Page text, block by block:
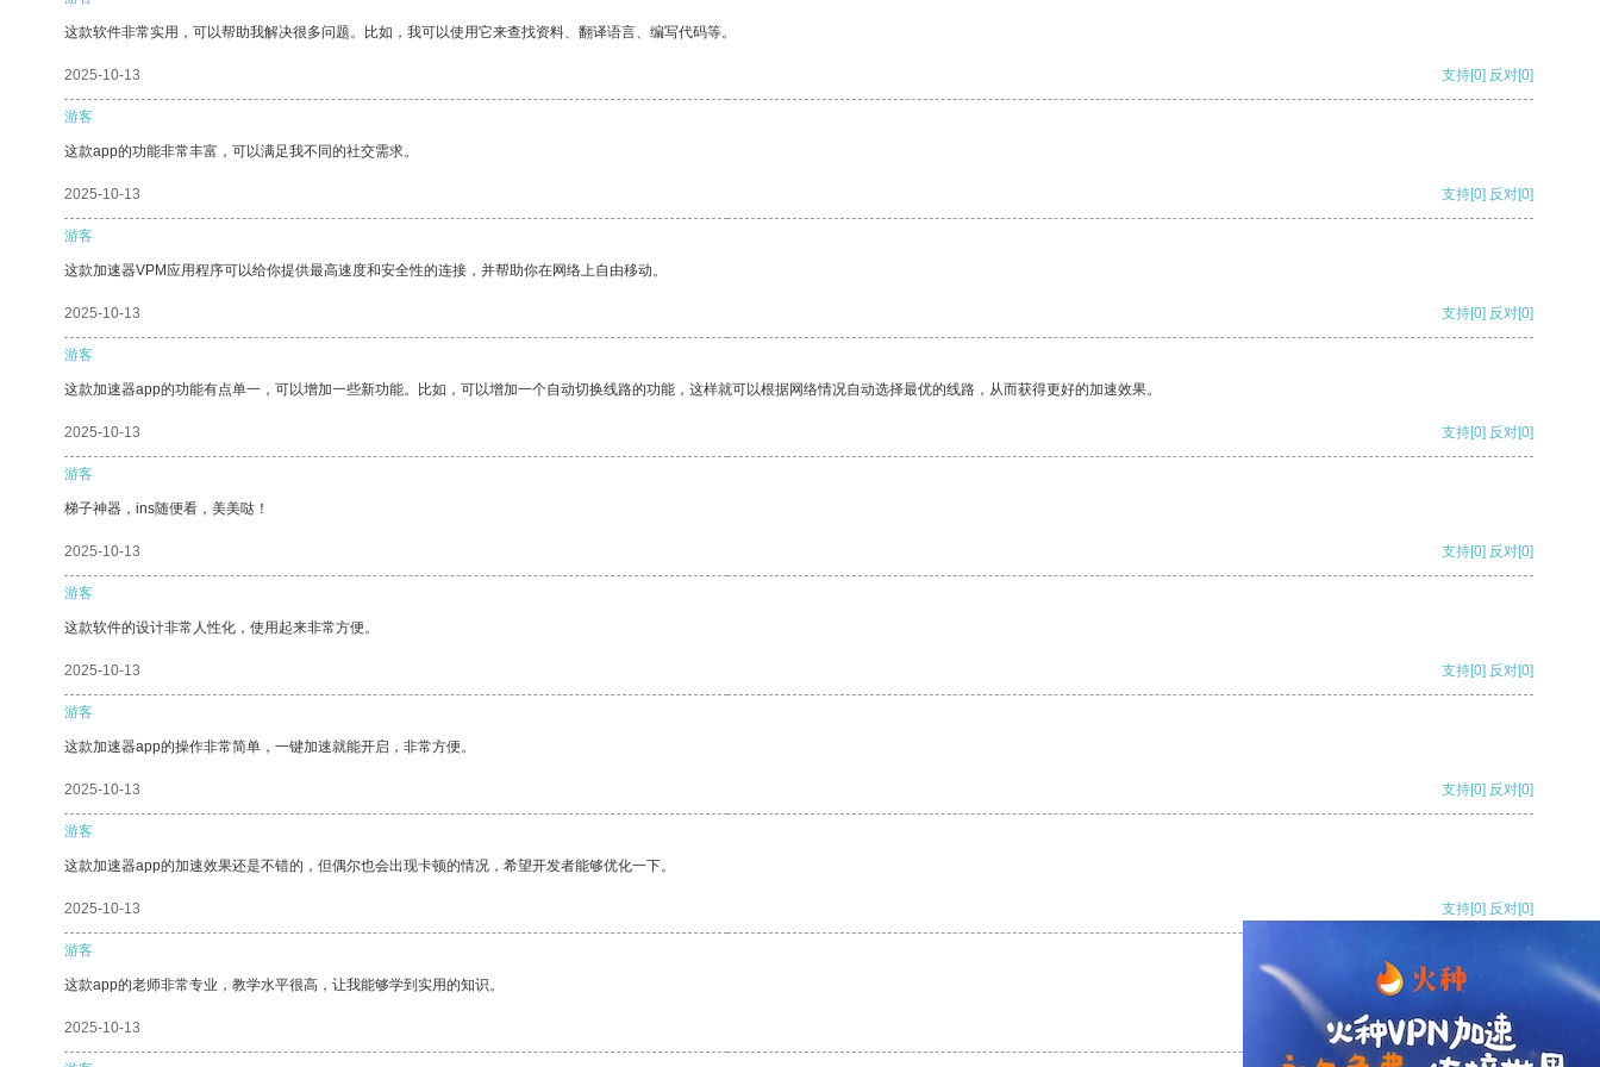
这款软件非常实用，可以帮助我解决很多问题。比如，我可以使用它来查找资料、翻译语言、编写代码等。
2025-10-13 支持[0] 反对[0]
游客
这款app的功能非常丰富，可以满足我不同的社交需求。
2025-10-13 支持[0] 反对[0]
游客
这款加速器VPM应用程序可以给你提供最高速度和安全性的连接，并帮助你在网络上自由移动。
2025-10-13 支持[0] 反对[0]
游客
这款加速器app的功能有点单一，可以增加一些新功能。比如，可以增加一个自动切换线路的功能，这样就可以根据网络情况自动选择最优的线路，从而获得更好的加速效果。
2025-10-13 支持[0] 反对[0]
游客
梯子神器，ins随便看，美美哒！
2025-10-13 支持[0] 反对[0]
游客
这款软件的设计非常人性化，使用起来非常方便。
2025-10-13 支持[0] 反对[0]
游客
这款加速器app的操作非常简单，一键加速就能开启，非常方便。
2025-10-13 支持[0] 反对[0]
游客
这款加速器app的加速效果还是不错的，但偶尔也会出现卡顿的情况，希望开发者能够优化一下。
2025-10-13 支持[0] 反对[0]
游客
这款app的老师非常专业，教学水平很高，让我能够学到实用的知识。
2025-10-13 支持[0] 反对